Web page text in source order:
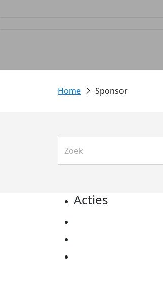
Sponsor
Acties